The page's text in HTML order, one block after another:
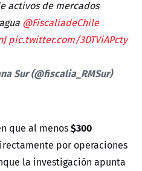
activos de mercados
@FiscaliadeChile
pic.twitter.com/3DTViAPcty
Sur (@fiscalia_RMSur)
que al menos$300
por operaciones
la investigación apunta